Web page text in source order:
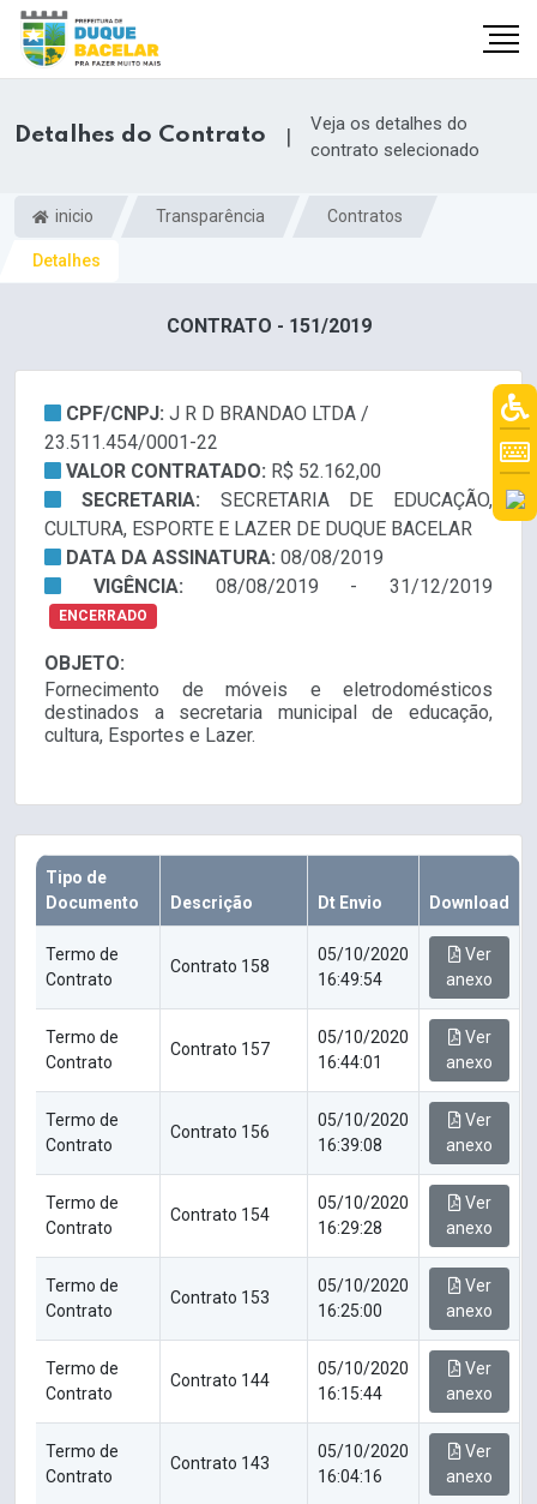
Detalhes do Contrato |
Veja os detalhes do
contrato selecionado
inicio Transparência Contratos
Detalhes
CONTRATO - 151/2019
CPF/CNPJ: J R D BRANDAO LTDA /
23.511.454/0001-22
VALOR CONTRATADO: R$ 52.162,00
SECRETARIA: SECRETARIA DE EDUCAÇÃO,
CULTURA, ESPORTE E LAZER DE DUQUE BACELAR
DATA DA ASSINATURA: 08/08/2019
VIGÊNCIA: 08/08/2019 - 31/12/2019
ENCERRADO
OBJETO:
Fornecimento de móveis e eletrodomésticos
destinados a secretaria municipal de educação,
cultura, Esportes e Lazer.
Tipo de
Documento
Descrição Dt Envio Download
Termo de
Contrato
Contrato 158
05/10/2020
16:49:54
Ver
anexo
Termo de
Contrato
Contrato 157
05/10/2020
16:44:01
Ver
anexo
Termo de
Contrato
Contrato 156
05/10/2020
16:39:08
Ver
anexo
Termo de
Contrato
Contrato 154
05/10/2020
16:29:28
Ver
anexo
Termo de
Contrato
Contrato 153
05/10/2020
16:25:00
Ver
anexo
Termo de
Contrato
Contrato 144
05/10/2020
16:15:44
Ver
anexo
Termo de
Contrato
Contrato 143
05/10/2020
16:04:16
Ver
anexo